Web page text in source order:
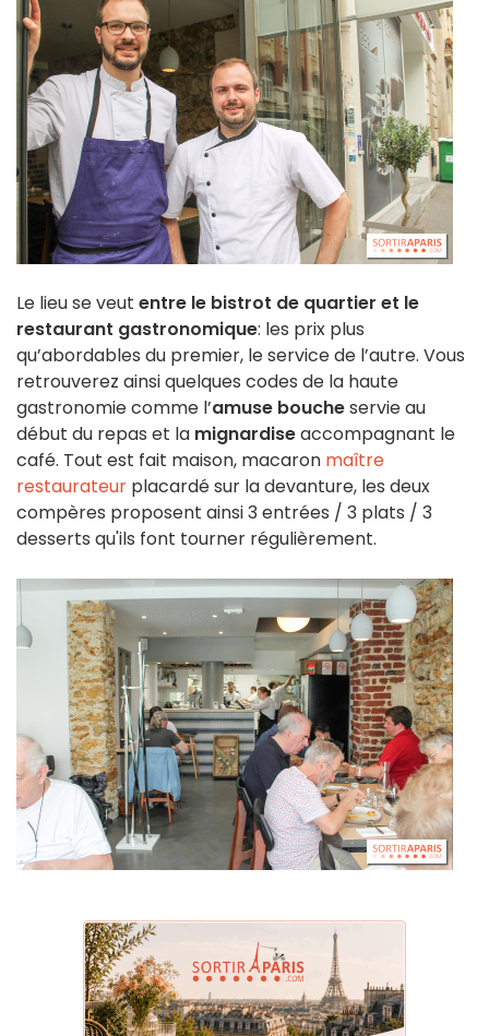
Le lieu se veut entre le bistrot de quartier et le
restaurant gastronomique: les prix plus
qu’abordables du premier, le service de l’autre. Vous
retrouverez ainsi quelques codes de la haute
gastronomie comme l’amuse boucheservie au
début du repas et la mignardiseaccompagnant le
café. Tout est fait maison, macaron maître
restaurateur placardé sur la devanture, les deux
compères proposent ainsi 3 entrées / 3 plats / 3
desserts qu'ils font tourner régulièrement.